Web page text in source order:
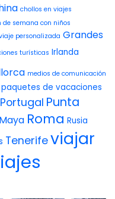
chollos en viajes
semana con niños
personalizada Grandes
turísticas Irlanda
medios de comunicación
paquetes de vacaciones
Portugal Punta
Roma Rusia
Tenerifeviajar